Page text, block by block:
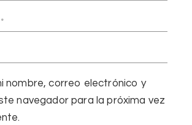
nombre, correo electrónico y
navegador para la próxima vez